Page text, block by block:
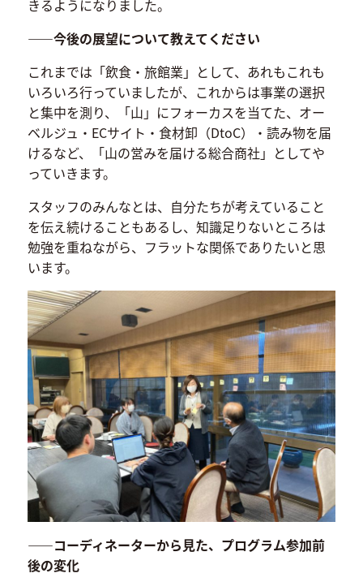
きるようになりました。
――今後の展望について教えてください
これまでは「飲食・旅館業」として、あれもこれも
いろいろ行っていましたが、これからは事業の選択
と集中を測り、「山」にフォーカスを当てた、オー
ベルジュ・ECサイト・食材卸（DtoC）・読み物を届
けるなど、「山の営みを届ける総合商社」としてや
っていきます。
スタッフのみんなとは、自分たちが考えていること
を伝え続けることもあるし、知識足りないところは
勉強を重ねながら、フラットな関係でありたいと思
います。
――コーディネーターから見た、プログラム参加前
後の変化